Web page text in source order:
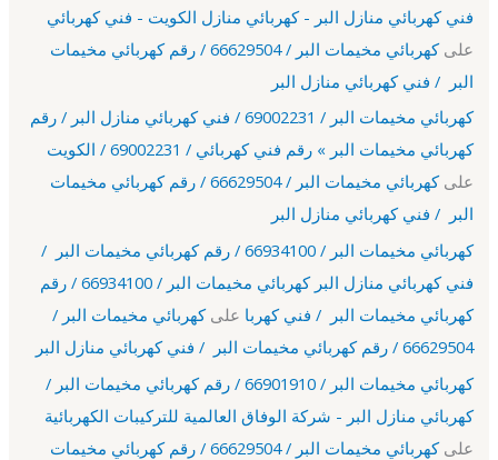
فني كهربائي منازل البر - كهربائي منازل الكويت - فني كهربائي
على
كهربائي مخيمات البر / 66629504 / رقم كهربائي مخيمات
البر / فني كهربائي منازل البر
كهربائي مخيمات البر / 69002231 / فني كهربائي منازل البر / رقم
كهربائي مخيمات البر » رقم فني كهربائي / 69002231 / الكويت
على
كهربائي مخيمات البر / 66629504 / رقم كهربائي مخيمات
البر / فني كهربائي منازل البر
كهربائي مخيمات البر / 66934100 / رقم كهربائي مخيمات البر /
فني كهربائي منازل البر كهربائي مخيمات البر / 66934100 / رقم
كهربائي مخيمات البر / فني كهربا علىكهربائي مخيمات البر /
66629504 / رقم كهربائي مخيمات البر / فني كهربائي منازل البر
كهربائي مخيمات البر / 66901910 / رقم كهربائي مخيمات البر /
كهربائي منازل البر - شركة الوفاق العالمية للتركيبات الكهربائية
على
كهربائي مخيمات البر / 66629504 / رقم كهربائي مخيمات